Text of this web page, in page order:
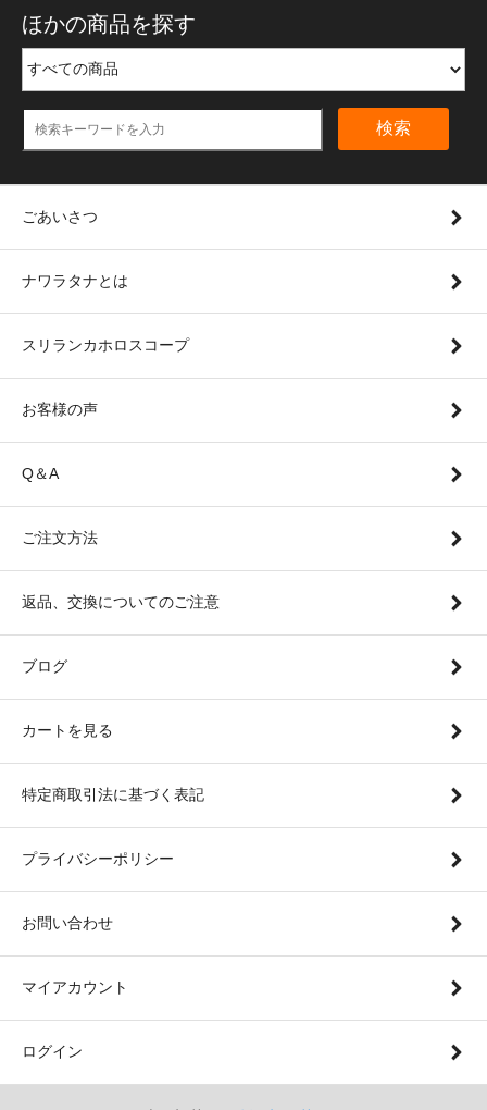
ほかの商品を探す
検索
ごあいさつ
ナワラタナとは
スリランカホロスコープ
お客様の声
Q＆A
ご注文方法
返品、交換についてのご注意
ブログ
カートを見る
特定商取引法に基づく表記
プライバシーポリシー
お問い合わせ
マイアカウント
ログイン